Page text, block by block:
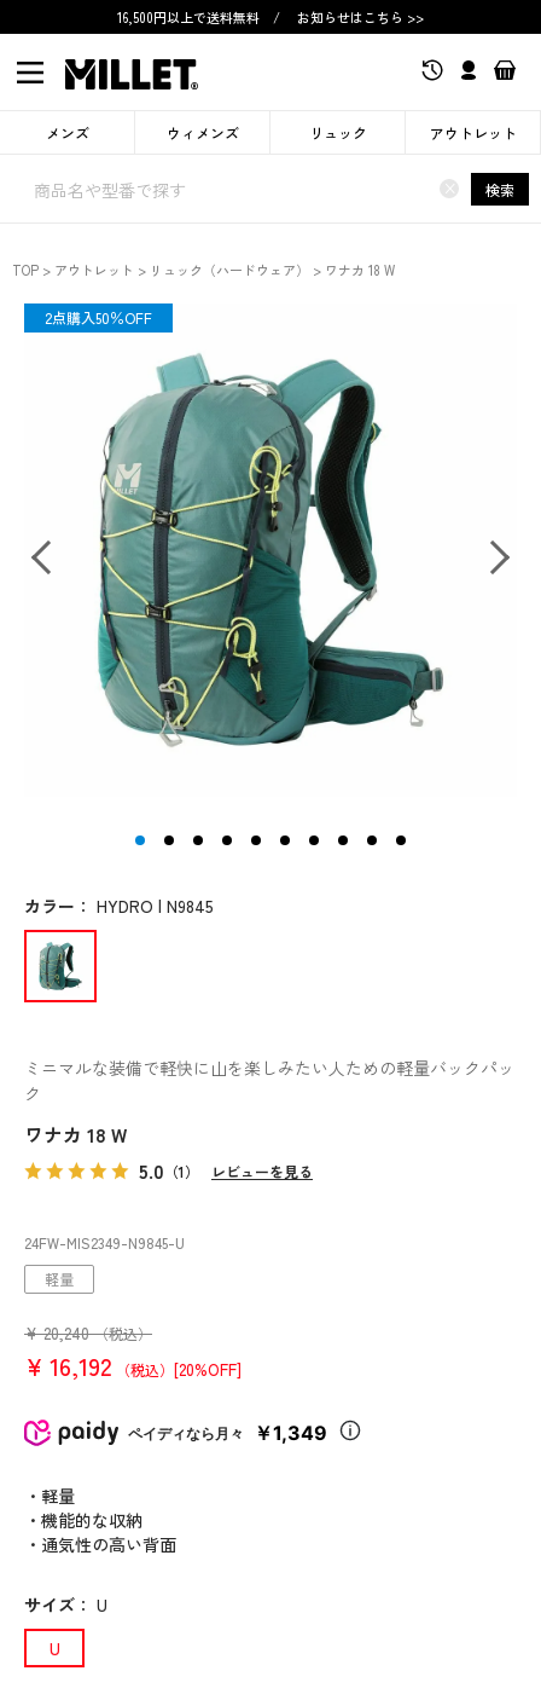
16,500円以上で送料無料 / お知らせはこちら >>
メンズ ウィメンズ リュック アウトレット
× 検索
TOP アウトレット リュック（ハードウェア） ワナカ 18 W
ミニマルな装備で軽快に山を楽しみたい人ための軽量バックパッ
ク
ワナカ 18 W
5.0 （1） レビューを見る
24FW-MIS2349-N9845-U
OUTLET
軽量
2点購入50％OFF
¥ 20,240 （税込）
¥ 16,192 （税込） [20%OFF]
ペイディなら月々 ￥1,349
・軽量
・機能的な収納
・通気性の高い背面
カラー ： HYDRO | N9845
サイズ ： U
U